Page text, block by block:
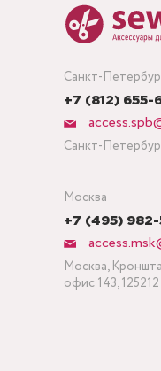
Санкт-
+7 (812) 655-
Санкт-
Москва
+7 (495) 982-
Москва,
офис 143, 125212